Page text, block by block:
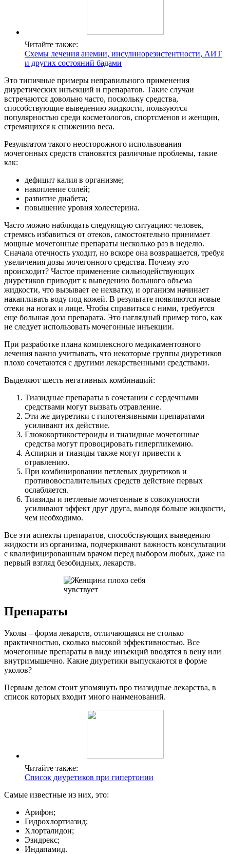
Читайте также:
Схемы лечения анемии, инсулинорезистентности, АИТ
и других состояний бадами
Это типичные примеры неправильного применения
диуретических инъекций и препаратов. Такие случаи
встречаются довольно часто, поскольку средства,
способствующие выведению жидкости, пользуются
популярностью среди косметологов, спортсменов и женщин,
стремящихся к снижению веса.
Результатом такого неосторожного использования
мочегонных средств становятся различные проблемы, такие
как:
дефицит калия в организме;
накопление солей;
развитие диабета;
повышение уровня холестерина.
Часто можно наблюдать следующую ситуацию: человек,
стремясь избавиться от отеков, самостоятельно принимает
мощные мочегонные препараты несколько раз в неделю.
Сначала отечность уходит, но вскоре она возвращается, требуя
увеличения дозы мочегонного средства. Почему это
происходит? Частое применение сильнодействующих
диуретиков приводит к выведению большого объема
жидкости, что вызывает ее нехватку, и организм начинает
накапливать воду под кожей. В результате появляются новые
отеки на ногах и лице. Чтобы справиться с ними, требуется
еще большая доза препарата. Это наглядный пример того, как
не следует использовать мочегонные инъекции.
При разработке плана комплексного медикаментозного
лечения важно учитывать, что некоторые группы диуретиков
плохо сочетаются с другими лекарственными средствами.
Выделяют шесть негативных комбинаций:
Тиазидные препараты в сочетании с сердечными
средствами могут вызвать отравление.
Эти же диуретики с гипотензивными препаратами
усиливают их действие.
Глюкокортикостероиды и тиазидные мочегонные
средства могут провоцировать гипергликемию.
Аспирин и тиазиды также могут привести к
отравлению.
При комбинировании петлевых диуретиков и
противовоспалительных средств действие первых
ослабляется.
Тиазиды и петлевые мочегонные в совокупности
усиливают эффект друг друга, выводя больше жидкости,
чем необходимо.
Все эти аспекты препаратов, способствующих выведению
жидкости из организма, подчеркивают важность консультации
с квалифицированным врачом перед выбором любых, даже на
первый взгляд безобидных, лекарств.
Препараты
Уколы – форма лекарств, отличающаяся не столько
практичностью, сколько высокой эффективностью. Все
мочегонные препараты в виде инъекций вводятся в вену или
внутримышечно. Какие диуретики выпускаются в форме
уколов?
Первым делом стоит упомянуть про тиазидные лекарства, в
список которых входит много наименований.
Читайте также:
Список диуретиков при гипертонии
Самые известные из них, это:
Арифон;
Гидрохлортиазид;
Хлорталидон;
Эзидрекс;
Индапамид.